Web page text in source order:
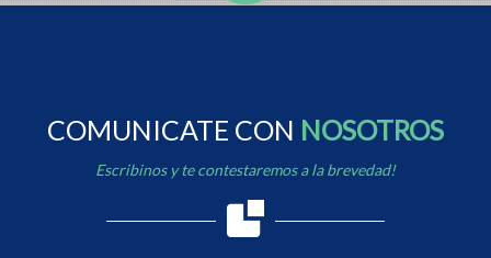
COMUNICATE CON NOSOTROS
Escribinos y te contestaremos a la brevedad!